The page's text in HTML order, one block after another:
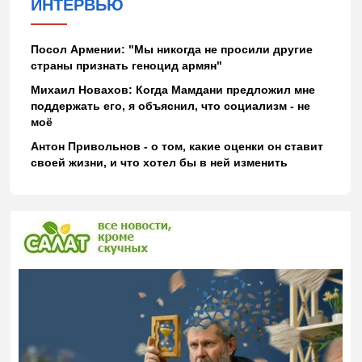
ИНТЕРВЬЮ
Посол Армении: "Мы никогда не просили другие
страны признать геноцид армян"
Михаил Новахов: Когда Мамдани предложил мне
поддержать его, я объяснил, что социализм - не
моё
Антон Привольнов - о том, какие оценки он ставит
своей жизни, и что хотел бы в ней изменить